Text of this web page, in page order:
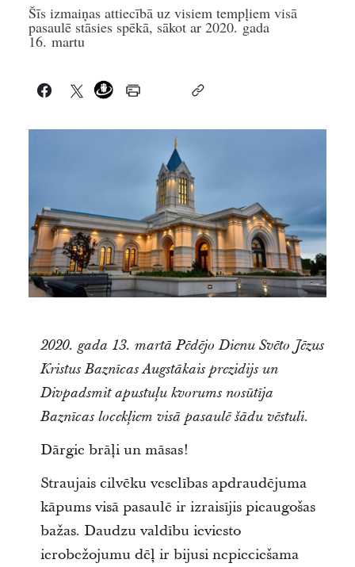
Šīs izmaiņas attiecībā uz visiem tempļiem visā
pasaulē stāsies spēkā, sākot ar 2020. gada
16. martu
2020. gada 13. martā Pēdējo Dienu Svēto Jēzus
Kristus Baznīcas Augstākais prezidijs un
Divpadsmit apustuļu kvorums nosūtīja
Baznīcas locekļiem visā pasaulē šādu vēstuli.
Dārgie brāļi un māsas!
Straujais cilvēku veselības apdraudējuma
kāpums visā pasaulē ir izraisījis pieaugošas
bažas. Daudzu valdību ieviesto
ierobežojumu dēļ ir bijusi nepieciešama